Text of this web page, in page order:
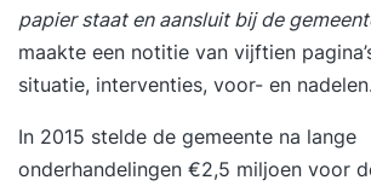
papier staat en aansluit bij de
maakte een notitie van vijftien
situatie, interventies, voor- en nadelen.
In 2015 stelde de gemeente na lange
onderhandelingen €2,5 miljoen voor